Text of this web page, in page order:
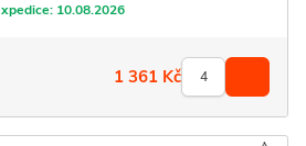
10.08.2026
1 361 Kč